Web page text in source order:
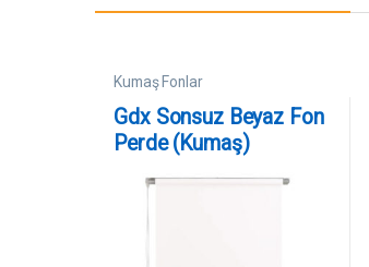
Kumaş Fonlar
Gdx Sonsuz Beyaz Fon
Perde (Kumaş)
Makara, Zincir